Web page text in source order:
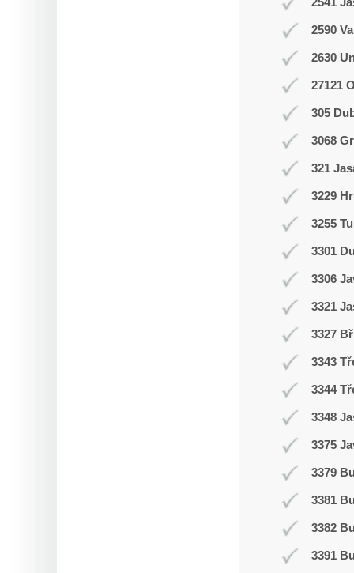
2590
2630
27121
305
3068
321
3229
3255
3301
3306
3321
3327
3343
3344
3348
3375
3379
3381
3382
3391